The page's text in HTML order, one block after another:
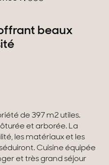
caractère
beaux
de 397 m2 utiles.
et arborée. La
les matériaux et les
Cuisine équipée
et très grand séjour